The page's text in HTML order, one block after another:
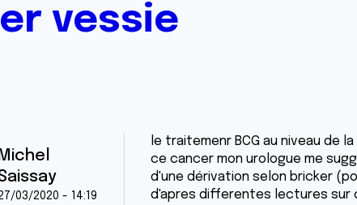
vessie
Michel
03/2020 - 14:19
le traitemenr BCG au niveau de
ce cancer mon urologue me
d'une dérivation selon bricker
d'apres differentes lectures sur